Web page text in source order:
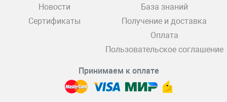
Новости
Сертификаты
База знаний
Получение и доставка
Оплата
Пользовательское соглашение
Принимаем к оплате